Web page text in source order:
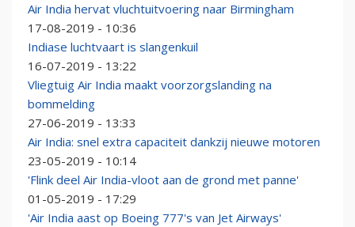
Air India hervat vluchtuitvoering naar Birmingham
17-08-2019 - 10:36
Indiase luchtvaart is slangenkuil
16-07-2019 - 13:22
Vliegtuig Air India maakt voorzorgslanding na
bommelding
27-06-2019 - 13:33
Air India: snel extra capaciteit dankzij nieuwe motoren
23-05-2019 - 10:14
'Flink deel Air India-vloot aan de grond met panne'
01-05-2019 - 17:29
'Air India aast op Boeing 777's van Jet Airways'